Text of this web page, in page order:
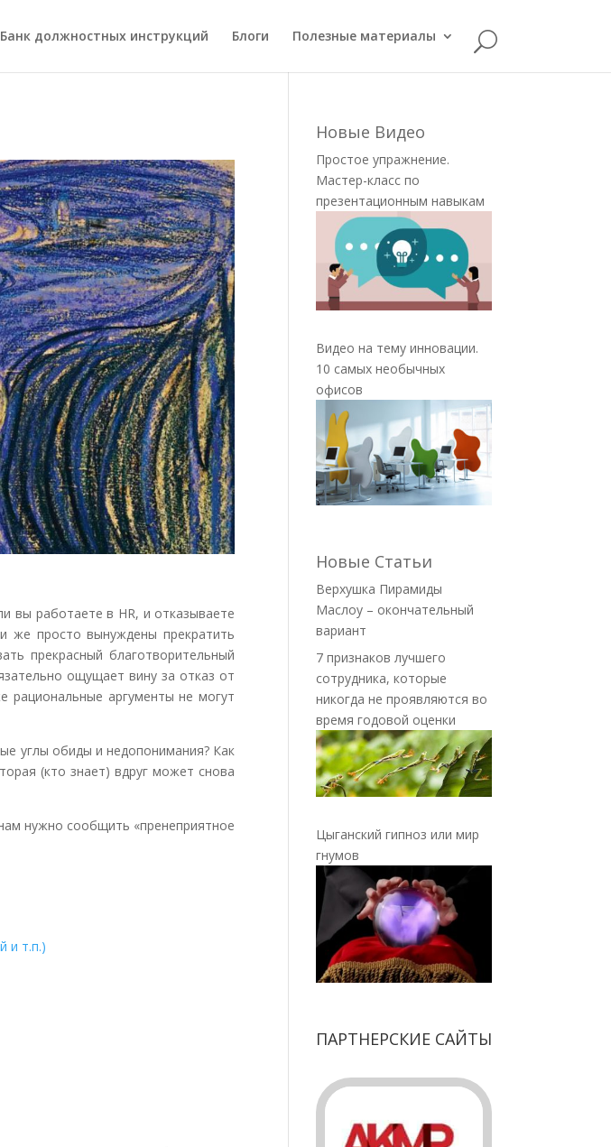
Банк должностных инструкций Блоги Полезные материалы
вы работаете в HR, и отказываете
же просто вынуждены прекратить
прекрасный благотворительный
ощущает вину за отказ от
рациональные аргументы не могут
углы обиды и недопонимания? Как
(кто знает) вдруг может снова
нужно сообщить «пренеприятное
и т.п.)
Новые Видео
Простое упражнение.
Мастер-класс по
презентационным навыкам
Видео на тему инновации.
10 самых необычных
офисов
Новые Статьи
Верхушка Пирамиды
Маслоу – окончательный
вариант
7 признаков лучшего
сотрудника, которые
никогда не проявляются во
время годовой оценки
Цыганский гипноз или мир
гнумов
ПАРТНЕРСКИЕ САЙТЫ